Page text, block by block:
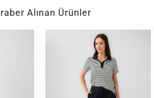
Alınan Ürünler